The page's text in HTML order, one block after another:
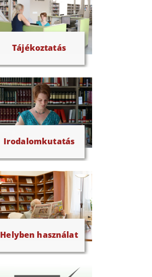
Tájékoztatás
Irodalomkutatás
Helyben használat